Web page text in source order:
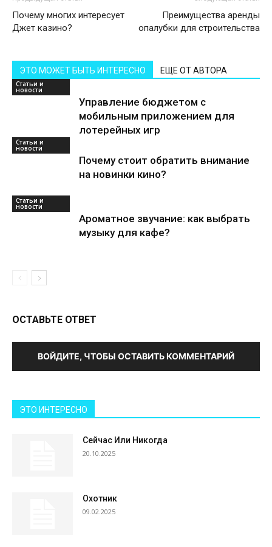
Почему многих интересует
Джет казино?
Преимущества аренды
опалубки для строительства
ЭТО МОЖЕТ БЫТЬ ИНТЕРЕСНО ЕЩЕ ОТ АВТОРА
Статьи и
новости
Управление бюджетом с
мобильным приложением для
лотерейных игр
Статьи и
новости
Почему стоит обратить внимание
на новинки кино?
Статьи и
новости
Ароматное звучание: как выбрать
музыку для кафе?
ОСТАВЬТЕ ОТВЕТ
ВОЙДИТЕ, ЧТОБЫ ОСТАВИТЬ КОММЕНТАРИЙ
ЭТО ИНТЕРЕСНО
Сейчас Или Никогда
20.10.2025
Охотник
09.02.2025